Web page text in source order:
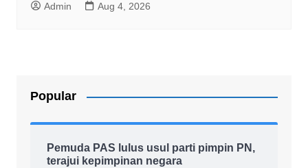
Admin Aug 4, 2026
Popular
Pemuda PAS lulus usul parti pimpin PN,
terajui kepimpinan negara